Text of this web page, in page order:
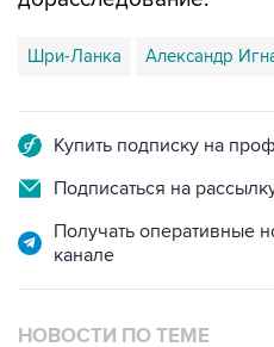
Шри-Ланка Александр
Купить подписку на
Подписаться на
Получать оперативные
канале
НОВОСТИ ПО ТЕМЕ